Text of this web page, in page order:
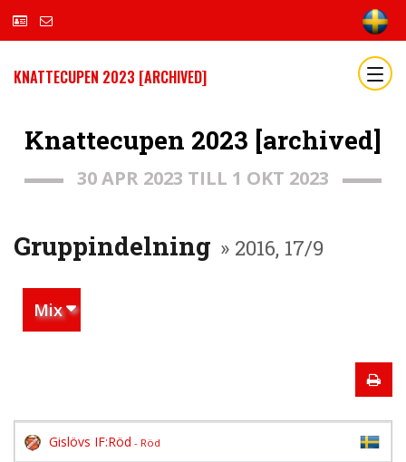
KNATTECUPEN 2023 [ARCHIVED]
Knattecupen 2023 [archived]
30 APR 2023 TILL 1 OKT 2023
Gruppindelning » 2016, 17/9
Mix
Gislövs IF:Röd - Röd